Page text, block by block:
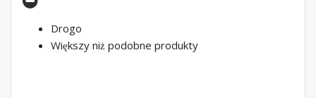
Drogo
Większy niż podobne produkty